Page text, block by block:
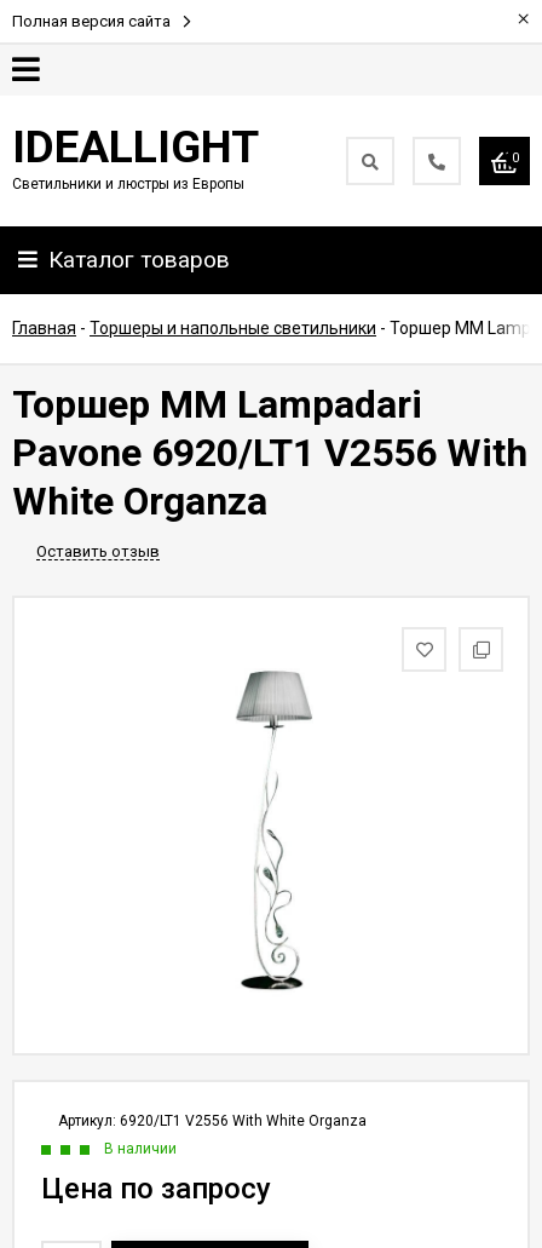
Полная версия сайта ×
Партнерам
Доставка
IDEALLIGHT
Светильники и люстры из Европы
0
Каталог товаров
Главная - Торшеры и напольные светильники - Торшер MM
Торшер MM Lampadari
Pavone 6920/LT1 V2556 With
White Organza
Оставить отзыв
Артикул: 6920/LT1 V2556 With White Organza
В наличии
Цена по запросу